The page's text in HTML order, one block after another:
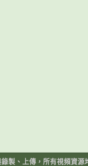
製、上傳，所有視頻資